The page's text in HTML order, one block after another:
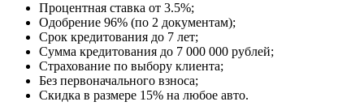
Процентная ставка от 3.5%;
Одобрение 96% (по 2 документам);
Срок кредитования до 7 лет;
Сумма кредитования до 7 000 000 рублей;
Страхование по выбору клиента;
Без первоначального взноса;
Скидка в размере 15% на любое авто.